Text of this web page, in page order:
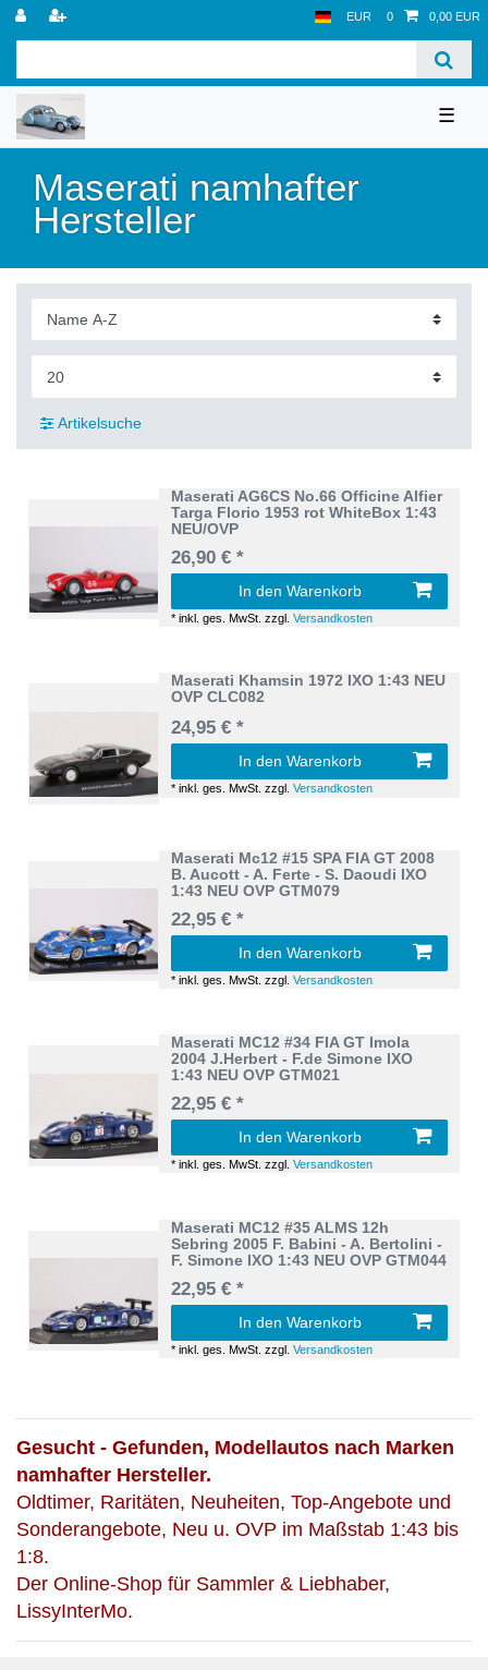
EUR 0 0,00 EUR
☰
Maserati namhafter
Hersteller
Artikelsuche
Maserati AG6CS No.66 Officine Alfier
Targa Florio 1953 rot WhiteBox 1:43
NEU/OVP
26,90 € *
In den Warenkorb
*inkl. ges. MwSt. zzgl.Versandkosten
Maserati Khamsin 1972 IXO 1:43 NEU
OVP CLC082
24,95 € *
In den Warenkorb
*inkl. ges. MwSt. zzgl.Versandkosten
Maserati Mc12 #15 SPA FIA GT 2008
B. Aucott - A. Ferte - S. Daoudi IXO
1:43 NEU OVP GTM079
22,95 € *
In den Warenkorb
*inkl. ges. MwSt. zzgl.Versandkosten
Maserati MC12 #34 FIA GT Imola
2004 J.Herbert - F.de Simone IXO
1:43 NEU OVP GTM021
22,95 € *
In den Warenkorb
*inkl. ges. MwSt. zzgl.Versandkosten
Maserati MC12 #35 ALMS 12h
Sebring 2005 F. Babini - A. Bertolini -
F. Simone IXO 1:43 NEU OVP GTM044
22,95 € *
In den Warenkorb
*inkl. ges. MwSt. zzgl.Versandkosten
Gesucht - Gefunden, Modellautos nach Marken
namhafter Hersteller.
Oldtimer, Raritäten, Neuheiten, Top-Angebote und
Sonderangebote, Neu u. OVP im Maßstab 1:43 bis
1:8.
Der Online-Shop für Sammler & Liebhaber,
LissyInterMo.